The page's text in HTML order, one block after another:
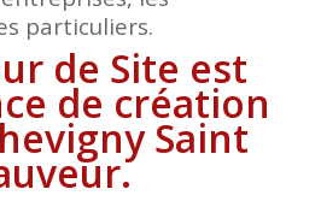
particuliers.
de Site est
de création
Saint